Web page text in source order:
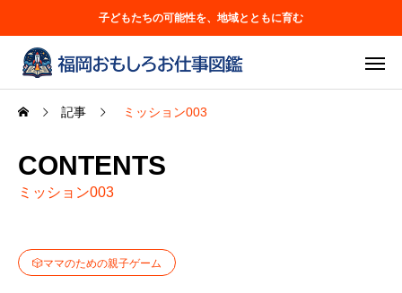
子どもたちの可能性を、地域とともに育む
記事 ミッション003
CONTENTS
ミッション003
🎲ママのための親子ゲーム